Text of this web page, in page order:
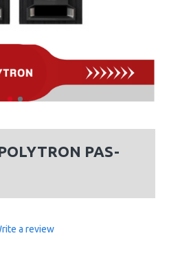
PAS-
a review